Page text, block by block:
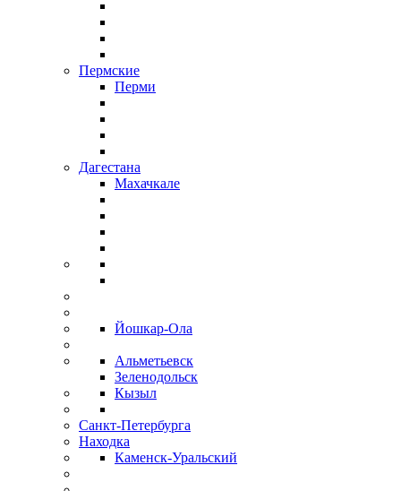
Пермские
Перми
Дагестана
Махачкале
Йошкар-Ола
Альметьевск
Зеленодольск
Кызыл
Санкт-Петербурга
Находка
Каменск-Уральский